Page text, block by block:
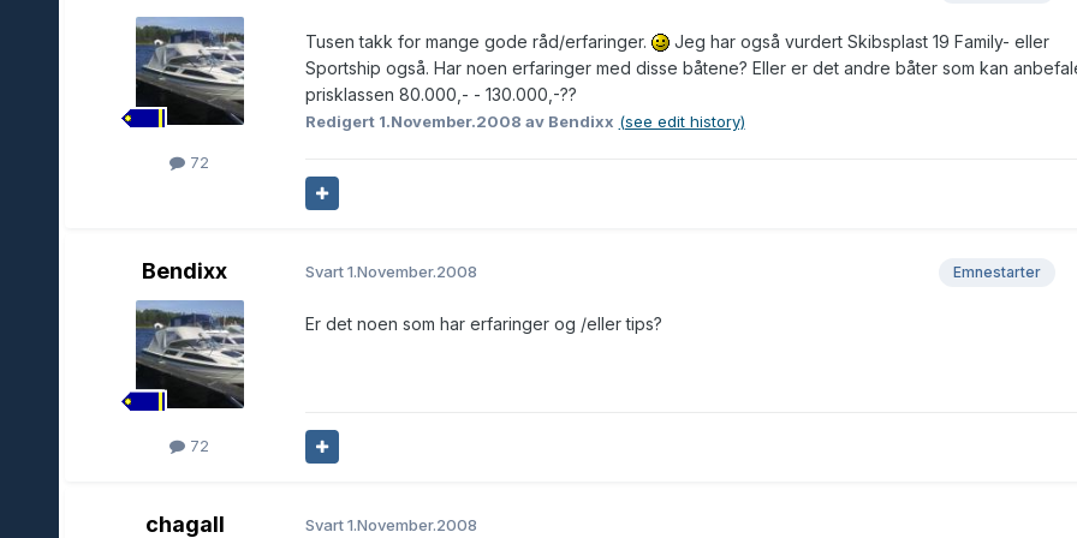
72
Tusen takk for mange gode råd/erfaringer.
Jeg har også vurdert Skibsplast 19 Family- eller
Sportship også. Har noen erfaringer med disse båtene? Eller er det andre båter som kan
prisklassen 80.000,- - 130.000,-??
Redigert 1.November.2008 av Bendixx (see edit history)
Bendixx
72
Emnestarter
Svart1.November.2008
Er det noen som har erfaringer og /eller tips?
chagall Svart1.November.2008